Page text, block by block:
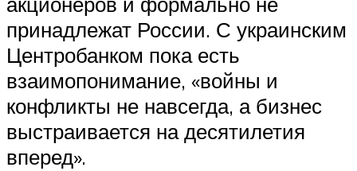
принадлежат России. С украинским
Центробанком пока есть
взаимопонимание, «войны и
конфликты не навсегда, а бизнес
выстраивается на десятилетия
вперед».